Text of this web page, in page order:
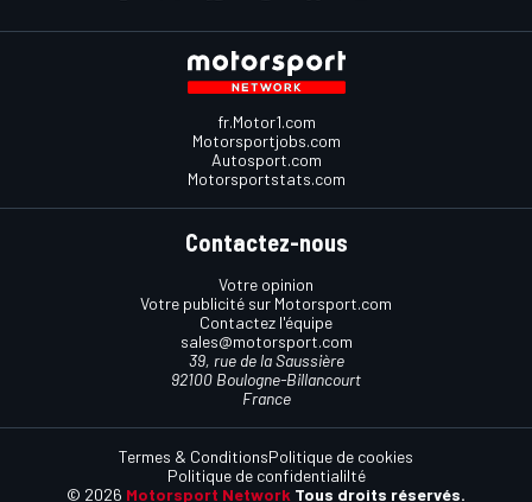
fr.Motor1.com
Motorsportjobs.com
Autosport.com
Motorsportstats.com
Contactez-nous
Votre opinion
Votre publicité sur Motorsport.com
Contactez l'équipe
sales@motorsport.com
39, rue de la Saussière
92100 Boulogne-Billancourt
France
© 2026 Motorsport Network Tous droits réservés.
Termes & ConditionsPolitique de cookies
Politique de confidentialilté